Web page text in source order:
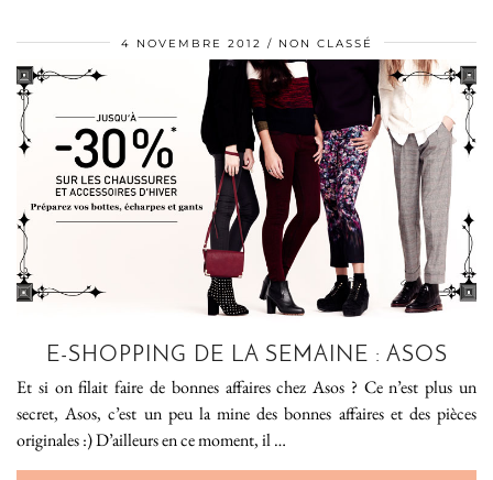
4 NOVEMBRE 2012 NON CLASSÉ
E-SHOPPING DE LA SEMAINE : ASOS
Et si on filait faire de bonnes affaires chez Asos ? Ce n’est plus un
secret, Asos, c’est un peu la mine des bonnes affaires et des pièces
originales :) D’ailleurs en ce moment, il …